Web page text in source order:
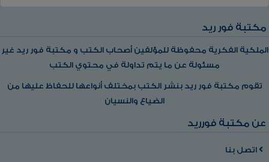
مكتبة فور ريد
الملكية الفكرية محفوظة للمؤلفين أصحاب الكتب و مكتبة فور ريد غير
مسئولة عن ما يتم تداولة في محتوي الكتب
تقوم مكتبة فور ريد بنشر الكتب بمختلف أنواعها للحفاظ عليها من
الضياع والنسيان
عن مكتبة فورريد
اتصل بنا